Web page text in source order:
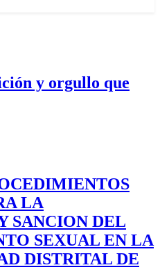
y orgullo que
LA
SANCION DEL
SEXUAL EN LA
DISTRITAL DE